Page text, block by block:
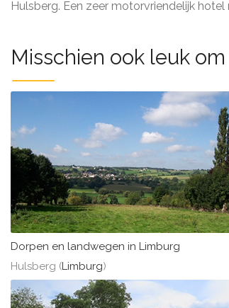
Hulsberg. Een zeer motorvriendelijk
Misschien ook leuk
Dorpen en landwegen in Limburg
Hulsberg (Limburg)